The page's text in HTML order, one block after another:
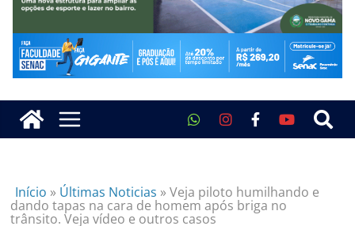
Início » Últimas Noticias »Veja piloto humilhando e
dando tapas na cara de homem após briga no
trânsito. Veja vídeo e outros casos